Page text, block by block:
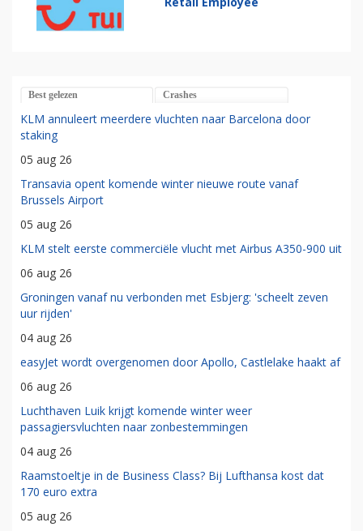
Best gelezen Crashes
KLM annuleert meerdere vluchten naar Barcelona door
staking
05 aug 26
Transavia opent komende winter nieuwe route vanaf
Brussels Airport
05 aug 26
KLM stelt eerste commerciële vlucht met Airbus A350-900 uit
06 aug 26
Groningen vanaf nu verbonden met Esbjerg: 'scheelt zeven
uur rijden'
04 aug 26
easyJet wordt overgenomen door Apollo, Castlelake haakt af
06 aug 26
Luchthaven Luik krijgt komende winter weer
passagiersvluchten naar zonbestemmingen
04 aug 26
Raamstoeltje in de Business Class? Bij Lufthansa kost dat
170 euro extra
05 aug 26